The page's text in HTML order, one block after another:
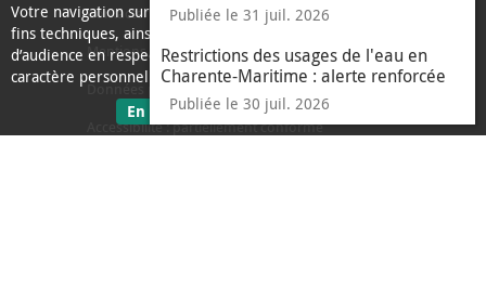
Votre navigation sur ce site nécessite l’usage de cookies pour des
fins techniques, ainsi que des cookies anonymisés de mesure
d’audience en respect de la législation relative aux données à
caractère personnel.
En savoir plussur les données personnelles
J'ai compris
le message
Publiée le 31 juil. 2026
Restrictions des usages de l'eau en
Charente-Maritime : alerte renforcée
Publiée le 30 juil. 2026
Contacter l'agglo
Mentions légales
Accessibilité : partiellement conforme